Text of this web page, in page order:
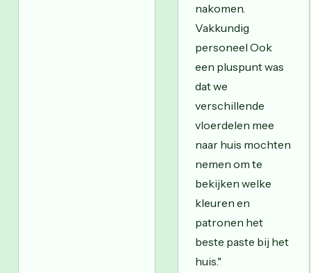
nakomen.
Vakkundig
personeel Ook
een pluspunt was
dat we
verschillende
vloerdelen mee
naar huis mochten
nemen om te
bekijken welke
kleuren en
patronen het
beste paste bij het
huis."